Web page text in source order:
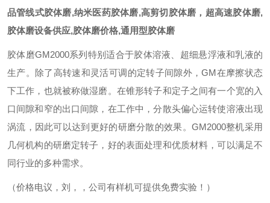
品管线式胶体磨,纳米医药胶体磨,高剪切胶体磨，超高速胶体磨,
胶体磨设备供应,胶体磨价格,通用型胶体磨
胶体磨GM2000系列特别适合于胶体溶液、超细悬浮液和乳液的
生产。除了高转速和灵活可调的定转子间隙外，GM在摩擦状态
下工作，也就被称做湿磨。在锥形转子和定子之间有一个宽的入
口间隙和窄的出口间隙，在工作中，分散头偏心运转使溶液出现
涡流，因此可以达到更好的研磨分散的效果。GM2000整机采用
几何机构的研磨定转子，好的表面处理和优质材料，可以满足不
同行业的多种需求。
（价格电议，刘，，公司有样机可提供免费实验！）